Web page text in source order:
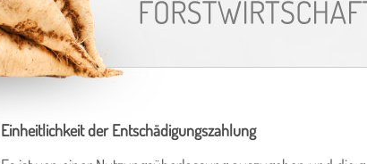
Einheitlichkeit der Entschädigungszahlung